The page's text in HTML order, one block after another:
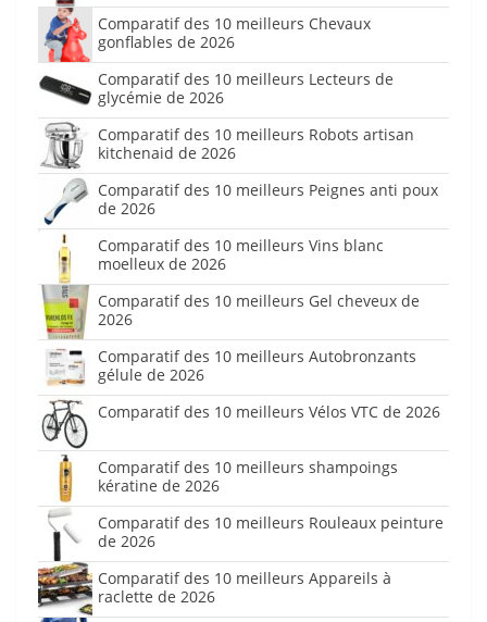
Comparatif des 10 meilleurs Chevaux
gonflables de 2026
Comparatif des 10 meilleurs Lecteurs de
glycémie de 2026
Comparatif des 10 meilleurs Robots artisan
kitchenaid de 2026
Comparatif des 10 meilleurs Peignes anti poux
de 2026
Comparatif des 10 meilleurs Vins blanc
moelleux de 2026
Comparatif des 10 meilleurs Gel cheveux de
2026
Comparatif des 10 meilleurs Autobronzants
gélule de 2026
Comparatif des 10 meilleurs Vélos VTC de 2026
Comparatif des 10 meilleurs shampoings
kératine de 2026
Comparatif des 10 meilleurs Rouleaux peinture
de 2026
Comparatif des 10 meilleurs Appareils à
raclette de 2026